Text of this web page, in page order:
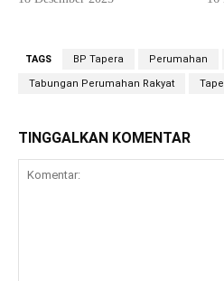
TAGS BP Tapera Perumahan
Tabungan Perumahan Rakyat
TINGGALKAN KOMENTAR